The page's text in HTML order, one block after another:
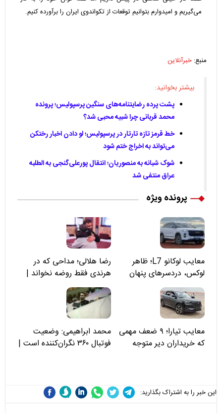
می‌گیریم و امیدوارم بتوانیم توقعات از تکواندوی ایران را برآورده کنیم.
منبع: خبرآنلاین
بیشتر بخوانید:
پشت پرده رضایتنامه‌های سنگین پرسپولیس؛ پرونده
محمد قربانی چرا شبیه محبی شد؟
خط قرمز تازه تارتار در پرسپولیس؛ لو دادن اخبار رختکن
می‌تواند به اخراج ختم شود
شوک شبانه به منصوریان؛ انتقال پورعلی‌گنجی به الطلبه
عراق منتفی شد
پرونده ویژه
معایب لوکانو L7؛ ظاهر
لوکس، دردسرهای پنهان
رضا هلالی؛ مداحی که در
هرندی فقط روضه نخواند |
مسئولان «تکیه‌گاه آقا مرتضی
علی(ع)» را جدی‌تر ببینند
معایب تیارا؛ ۹ ضعف مهمی
که خریداران دیر متوجه
محمد ابراهیمی: وضعیت
فوتبال ۳۶۰ نگران‌کننده است |
این خبر را به اشتراک بگذارید: